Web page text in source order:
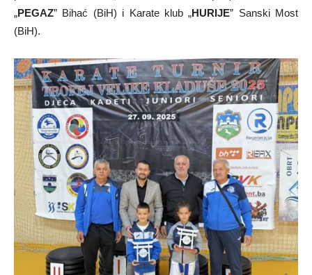
„PEGAZ” Bihać (BiH) i Karate klub „HURIJE” Sanski Most
(BiH).